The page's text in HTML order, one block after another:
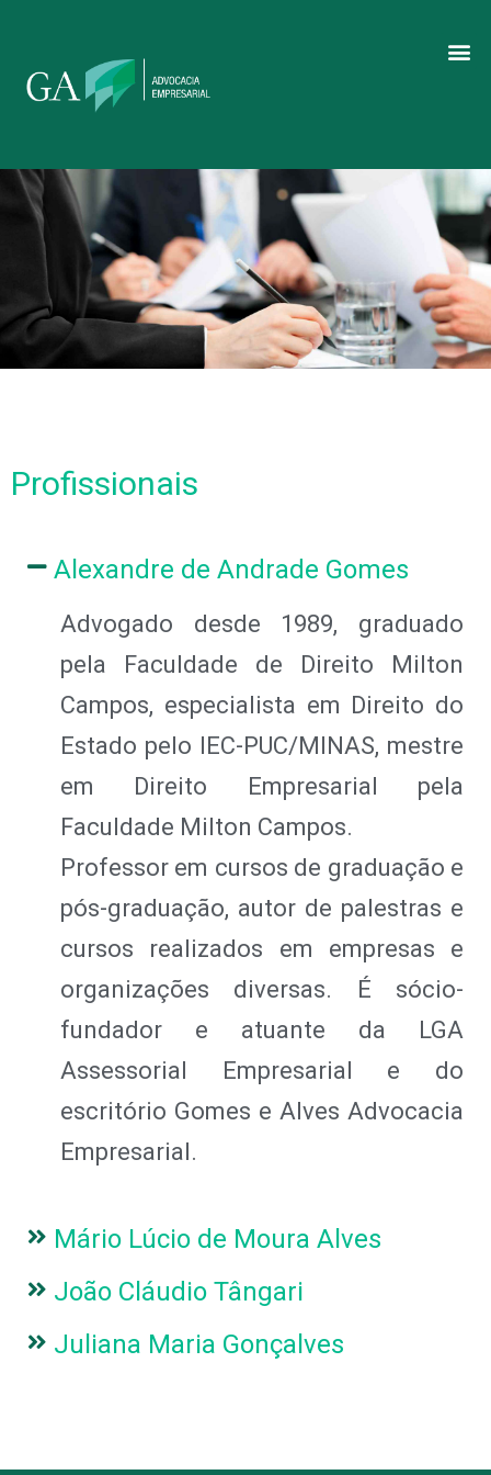
Profissionais
Alexandre de Andrade Gomes
Advogado desde 1989, graduado
pela Faculdade de Direito Milton
Campos, especialista em Direito do
Estado pelo IEC-PUC/MINAS, mestre
em Direito Empresarial pela
Faculdade Milton Campos.
Professor em cursos de graduação e
pós-graduação, autor de palestras e
cursos realizados em empresas e
organizações diversas. É sócio-
fundador e atuante da LGA
Assessorial Empresarial e do
escritório Gomes e Alves Advocacia
Empresarial.
Mário Lúcio de Moura Alves
João Cláudio Tângari
Juliana Maria Gonçalves